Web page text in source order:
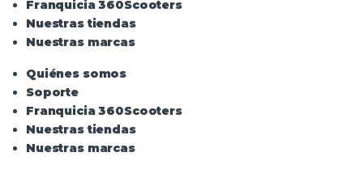
Franquicia 360Scooters
Nuestras tiendas
Nuestras marcas
Quiénes somos
Soporte
Franquicia 360Scooters
Nuestras tiendas
Nuestras marcas